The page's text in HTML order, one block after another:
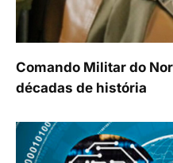
Comando Militar do
décadas de história